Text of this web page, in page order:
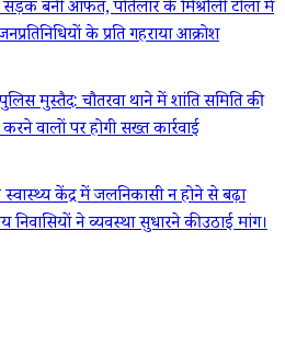
बनी आफत, पतिलार के मिश्रौली टोला में
के प्रति गहराया आक्रोश
मुस्तैद: चौतरवा थाने में शांति समिति की
वालों पर होगी सख्त कार्रवाई
केंद्र में जलनिकासी न होने से बढ़ा
निवासियों ने व्यवस्था सुधारने की उठाई मांग।